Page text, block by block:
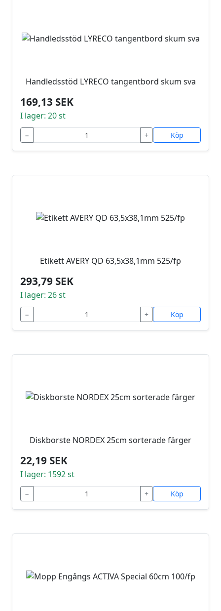
Handledsstöd LYRECO tangentbord skum sva
169,13 SEK
I lager: 20 st
− + Köp
Etikett AVERY QD 63,5x38,1mm 525/fp
293,79 SEK
I lager: 26 st
− + Köp
Diskborste NORDEX 25cm sorterade färger
22,19 SEK
I lager: 1592 st
− + Köp